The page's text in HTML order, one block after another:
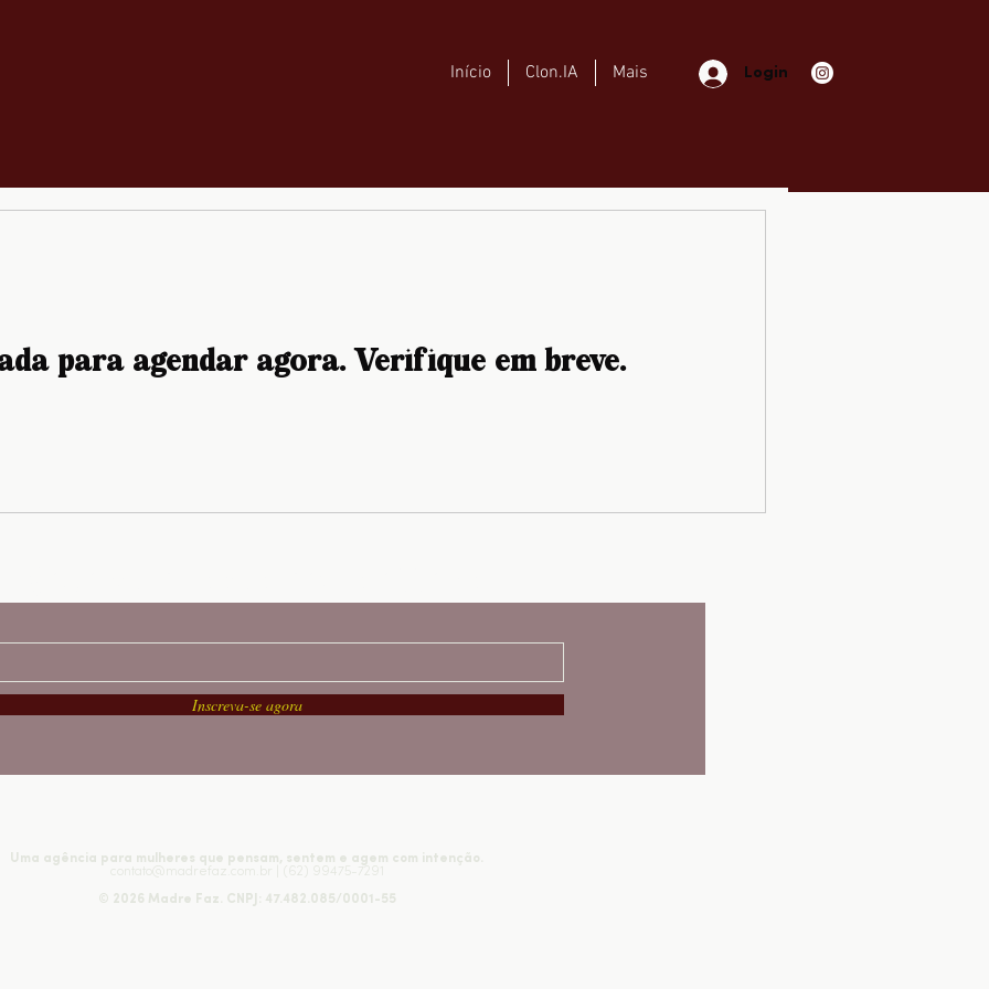
Início Clon.IA Mais Login
para agendar agora. Verifique em breve.
Inscreva-se agora
Uma agência para mulheres que pensam, sentem e agem com intenção.
contato@madrefaz.com.br
| (62) 99475-7291
© 2026 Madre Faz. CNPJ: 47.482.085/0001-55